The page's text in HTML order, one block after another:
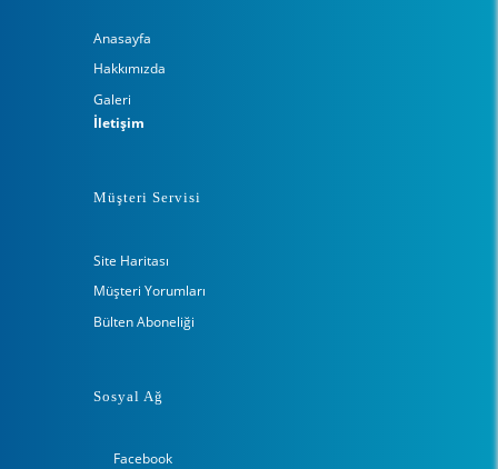
Anasayfa
Hakkımızda
Galeri
İletişim
Müşteri Servisi
Site Haritası
Müşteri Yorumları
Bülten Aboneliği
Sosyal Ağ
Facebook